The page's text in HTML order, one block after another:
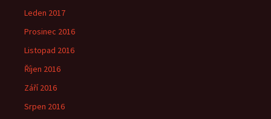
Leden 2017
Prosinec 2016
Listopad 2016
Říjen 2016
Září 2016
Srpen 2016